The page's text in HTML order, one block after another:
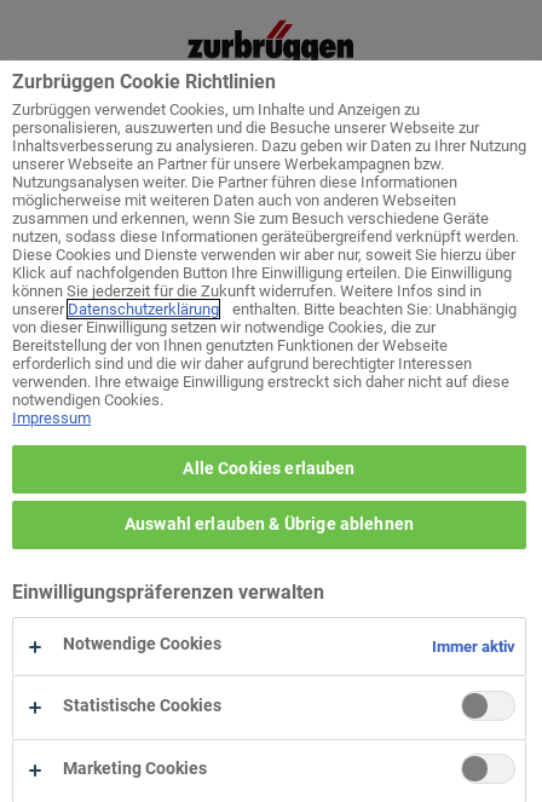
Startseite Service Küchenplanung
Welches ist ihr bevorzugtes Wohn-
Zentrum?
zurück zur Themen-Auswahl
Wohn-Zentrum Unna
Wohn-Zentrum Delmenhorst
Wohn-Zentrum Bielefeld
Wohn-Zentrum Oelde
Wohn-Zentrum Herne
Zurbrüggen Cookie Richtlinien
Zurbrüggen verwendet Cookies, um Inhalte und Anzeigen zu
personalisieren, auszuwerten und die Besuche unserer Webseite zur
Inhaltsverbesserung zu analysieren. Dazu geben wir Daten zu Ihrer Nutzung
unserer Webseite an Partner für unsere Werbekampagnen bzw.
Nutzungsanalysen weiter. Die Partner führen diese Informationen
möglicherweise mit weiteren Daten auch von anderen Webseiten
zusammen und erkennen, wenn Sie zum Besuch verschiedene Geräte
nutzen, sodass diese Informationen geräteübergreifend verknüpft werden.
Diese Cookies und Dienste verwenden wir aber nur, soweit Sie hierzu über
Klick auf nachfolgenden Button Ihre Einwilligung erteilen. Die Einwilligung
können Sie jederzeit für die Zukunft widerrufen. Weitere Infos sind in
unserer Datenschutzerklärung
enthalten. Bitte beachten Sie: Unabhängig
von dieser Einwilligung setzen wir notwendige Cookies, die zur
Bereitstellung der von Ihnen genutzten Funktionen der Webseite
erforderlich sind und die wir daher aufgrund berechtigter Interessen
verwenden. Ihre etwaige Einwilligung erstreckt sich daher nicht auf diese
notwendigen Cookies.
Impressum
Alle Cookies erlauben
Auswahl erlauben & Übrige ablehnen
Einwilligungspräferenzen verwalten
Notwendige Cookies Immer aktiv
Statistische Cookies
Marketing Cookies